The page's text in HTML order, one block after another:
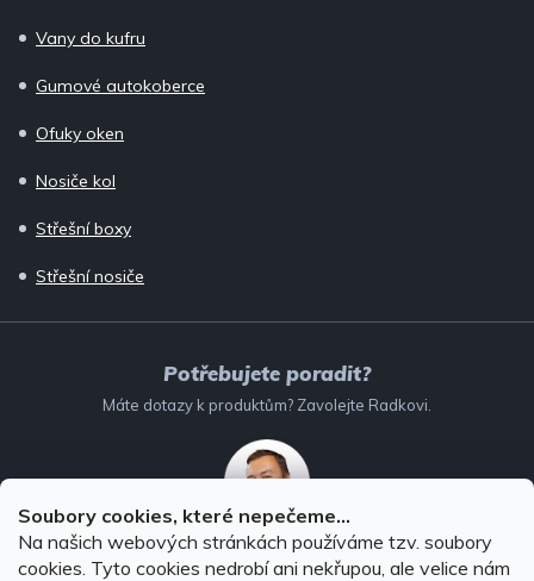
Soubory cookies, které nepečeme...
Na našich webových stránkách používáme tzv. soubory
cookies. Tyto cookies nedrobí ani nekřupou, ale velice nám
Vany do kufru
Gumové autokoberce
Ofuky oken
Nosiče kol
Střešní boxy
Střešní nosiče
Potřebujete poradit?
Máte dotazy k produktům? Zavolejte Radkovi.
732 147 896 (Po–Pá: 8–16:00)